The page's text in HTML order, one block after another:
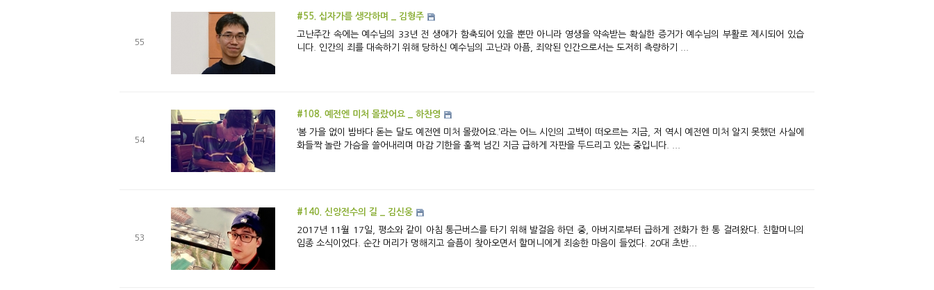
55
#55. 십자가를 생각하며 _ 김형주
고난주간 속에는 예수님의 33년 전 생애가 함축되어 있을 뿐만 아니라 영생을 약속받는 확실한 증거가 예수님의 부활로 제시되어 있습
니다. 인간의 죄를 대속하기 위해 당하신 예수님의 고난과 아픔, 죄악된 인간으로서는 도저히 측량하기 ...
54
#108. 예전엔 미처 몰랐어요 _ 하찬영
‘봄 가을 없이 밤바다 돋는 달도 예전엔 미처 몰랐어요.’라는 어느 시인의 고백이 떠오르는 지금, 저 역시 예전엔 미처 알지 못했던 사실에
53
#140. 신앙전수의 길 _ 김신웅
2017년 11월 17일, 평소와 같이 아침 통근버스를 타기 위해 발걸음 하던 중, 아버지로부터 급하게 전화가 한 통 걸려왔다. 친할머니의
임종 소식이었다. 순간 머리가 멍해지고 슬픔이 찾아오면서 할머니에게 죄송한 마음이 들었다. 20대 초반...